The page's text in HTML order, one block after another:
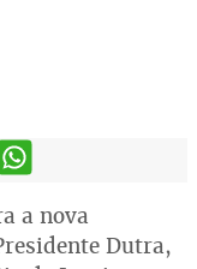
a nova
Dutra,